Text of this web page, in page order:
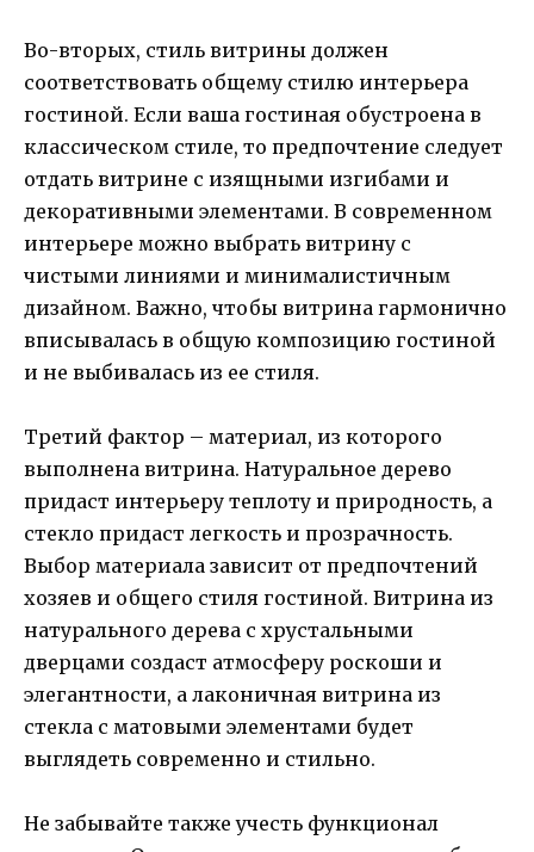
Во-вторых, стиль витрины должен
соответствовать общему стилю интерьера
гостиной. Если ваша гостиная обустроена в
классическом стиле, то предпочтение следует
отдать витрине с изящными изгибами и
декоративными элементами. В современном
интерьере можно выбрать витрину с
чистыми линиями и минималистичным
дизайном. Важно, чтобы витрина гармонично
вписывалась в общую композицию гостиной
и не выбивалась из ее стиля.
Третий фактор – материал, из которого
выполнена витрина. Натуральное дерево
придаст интерьеру теплоту и природность, а
стекло придаст легкость и прозрачность.
Выбор материала зависит от предпочтений
хозяев и общего стиля гостиной. Витрина из
натурального дерева с хрустальными
дверцами создаст атмосферу роскоши и
элегантности, а лаконичная витрина из
стекла с матовыми элементами будет
выглядеть современно и стильно.
Не забывайте также учесть функционал